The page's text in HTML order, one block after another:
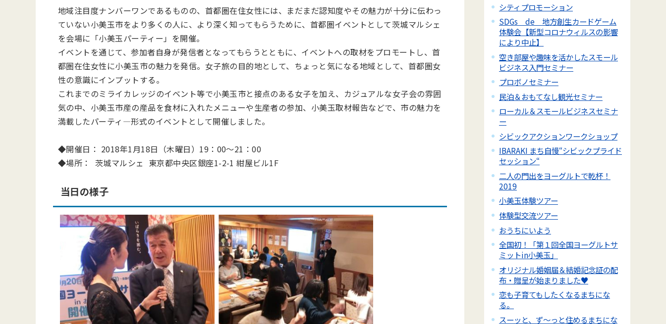
地域注目度ナンバーワンであるものの、首都圏在住女性には、まだまだ認知度やその魅力が十分に伝わっ
ていない小美玉市をより多くの人に、より深く知ってもらうために、首都圏イベントとして茨城マルシェ
を会場に「小美玉パーティー」を開催。
イベントを通じて、参加者自身が発信者となってもらうとともに、イベントへの取材をプロモートし、首
都圏在住女性に小美玉市の魅力を発信。女子旅の目的地として、ちょっと気になる地域として、首都圏女
性の意識にインプットする。
これまでのミライカレッジのイベント等で小美玉市と接点のある女子を加え、カジュアルな女子会の雰囲
気の中、小美玉市産の産品を食材に入れたメニューや生産者の参加、小美玉取材報告などで、市の魅力を
満載したパーティ―形式のイベントとして開催しました。
◆開催日： 2018年1月18日（木曜日）19：00～21：00
◆場所： 茨城マルシェ 東京都中央区銀座1-2-1 紺屋ビル1F
当日の様子
シティプロモーション
SDGs de 地方創生カードゲーム
体験会【新型コロナウィルスの影響
により中止】
空き部屋や趣味を活かしたスモール
ビジネス入門セミナー
プロボノセミナー
民泊＆おもてなし観光セミナー
ローカル＆スモールビジネスセミナ
ー
シビックアクションワークショップ
IBARAKI まち自慢“シビックプライド
セッション“
二人の門出をヨーグルトで乾杯！
2019
小美玉体験ツアー
体験型交流ツアー
おうちにいよう
全国初！「第１回全国ヨーグルトサ
ミットin小美玉」
オリジナル婚姻届＆結婚記念証の配
布・贈呈が始まりました♥
恋も子育てもしたくなるまちにな
る。
スーッと、ず～っと住めるまちにな